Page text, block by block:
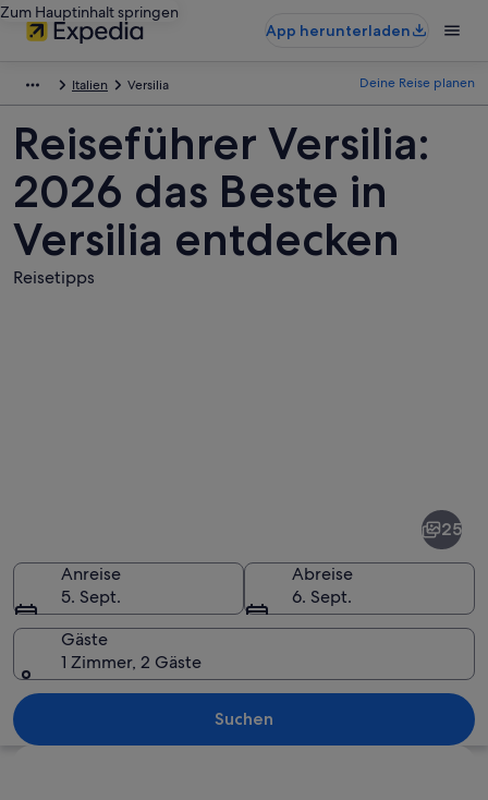
Zum Hauptinhalt springen
App herunterladen
Italien Versilia Deine Reise planen
Reiseführer Versilia:
2026 das Beste in
Versilia entdecken
Reisetipps
Eine Straße mit parkenden Autos,
25
Anreise
5. Sept.
Abreise
6. Sept.
Gäste
1 Zimmer, 2 Gäste
Suchen